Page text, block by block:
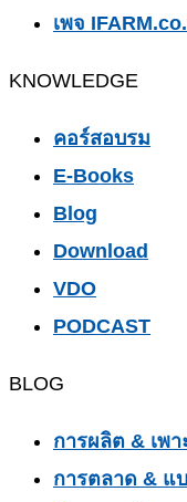
เพจ
KNOWLEDGE
คอร์สอบรม
E-Books
Blog
Download
VDO
PODCAST
BLOG
การผลิต & เพ
การตลาด & แ